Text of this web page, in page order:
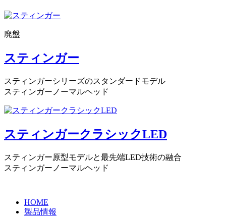
廃盤
スティンガー
スティンガーシリーズのスタンダードモデル
スティンガーノーマルヘッド
スティンガークラシックLED
スティンガー原型モデルと最先端LED技術の融合
スティンガーノーマルヘッド
HOME
製品情報